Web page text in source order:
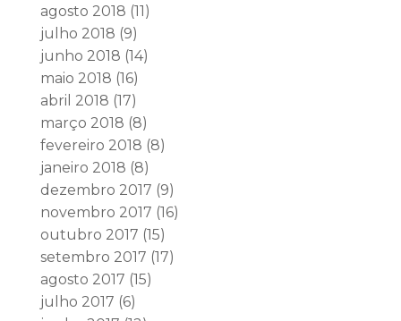
agosto 2018 (11)
julho 2018 (9)
junho 2018 (14)
maio 2018 (16)
abril 2018 (17)
março 2018 (8)
fevereiro 2018 (8)
janeiro 2018 (8)
dezembro 2017 (9)
novembro 2017 (16)
outubro 2017 (15)
setembro 2017 (17)
agosto 2017 (15)
julho 2017 (6)